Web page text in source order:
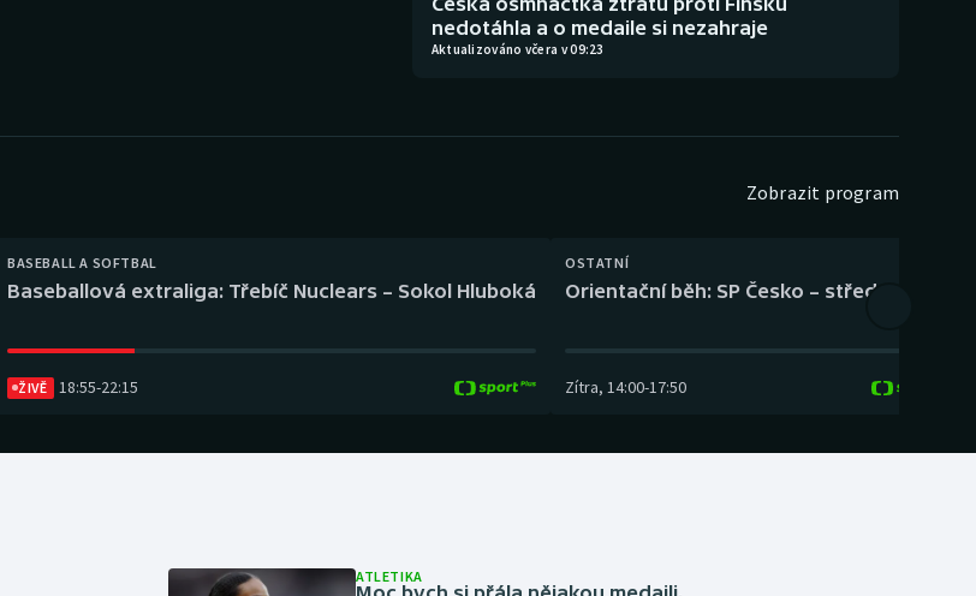
Plážový volejbal
nedotáhla a o medaile si nezahraje
Aktualizováno včera v 09:23
Zobrazit program
BASEBALL A SOFTBAL
Baseballová extraliga: Třebíč Nuclears – Sokol Hluboká
ŽIVĚ 18:55-22:15
OSTATNÍ
Orientační běh: SP Česko – střední trať
Zítra, 14:00-17:50
ATLETIKA